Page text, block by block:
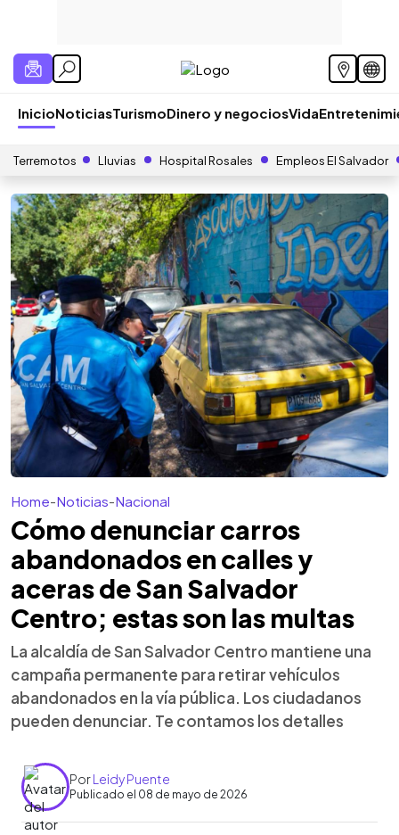
InicioNoticiasTurismoDinero y negociosVida
Terremotos Lluvias Hospital Rosales Empleos El Salvador
Home-Noticias-Nacional
Cómo denunciar carros
abandonados en calles y
aceras de San Salvador
Centro; estas son las multas
La alcaldía de San Salvador Centro mantiene una
campaña permanente para retirar vehículos
abandonados en la vía pública. Los ciudadanos
pueden denunciar. Te contamos los detalles
PorLeidy Puente
Publicado el 08 de mayo de 2026